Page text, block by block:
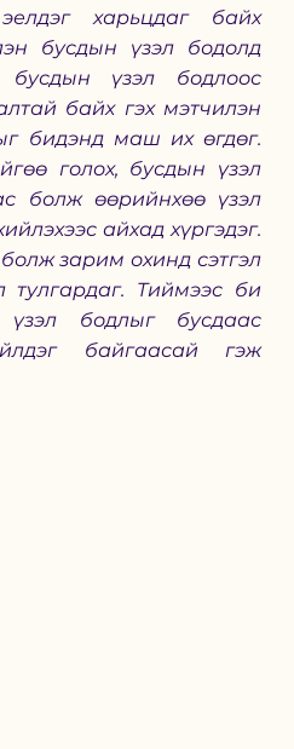
харьцдаг байх
бусдын үзэл бодолд
бусдын үзэл бодлоос
байх гэх мэтчилэн
бидэнд маш их өгдөг.
голох, бусдын үзэл
болж өөрийнхөө үзэл
айхад хүргэдэг.
зарим охинд сэтгэл
тулгардаг. Тиймээс би
бодлыг бусдаас
байгаасай гэж